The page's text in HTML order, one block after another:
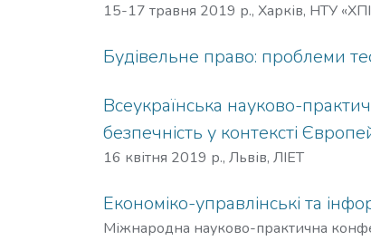
15-17 травня 2019 р., Харків, НТУ
Будівельне право: проблеми
Всеукраїнська науково-
безпечність у контексті
16 квітня 2019 р., Львів, ЛІЕТ
Економіко-управлінські та
Міжнародна науково-практична